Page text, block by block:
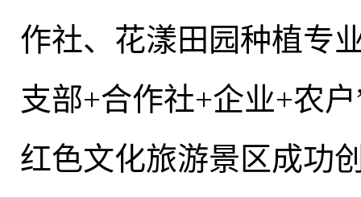
作社、花漾田园种植专
支部+合作社+企业+农
红色文化旅游景区成功